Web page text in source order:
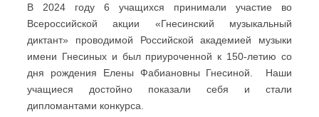
В 2024 году 6 учащихся принимали участие во
Всероссийской акции «Гнесинский музыкальный
диктант» проводимой Российской академией музыки
имени Гнесиных и был приуроченной к 150-летию со
дня рождения Елены Фабиановны Гнесиной. Наши
учащиеся достойно показали себя и стали
дипломантами конкурса.